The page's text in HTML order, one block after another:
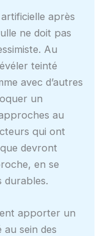
artificielle après
ne doit pas
Au
teinté
avec d’autres
un
au
qui ont
devront
en se
durables.
apporter un
sein des